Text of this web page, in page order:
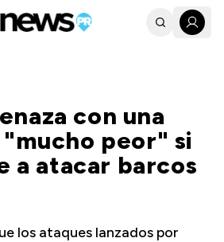
con una
peor" si
a atacar barcos
los ataques lanzados por